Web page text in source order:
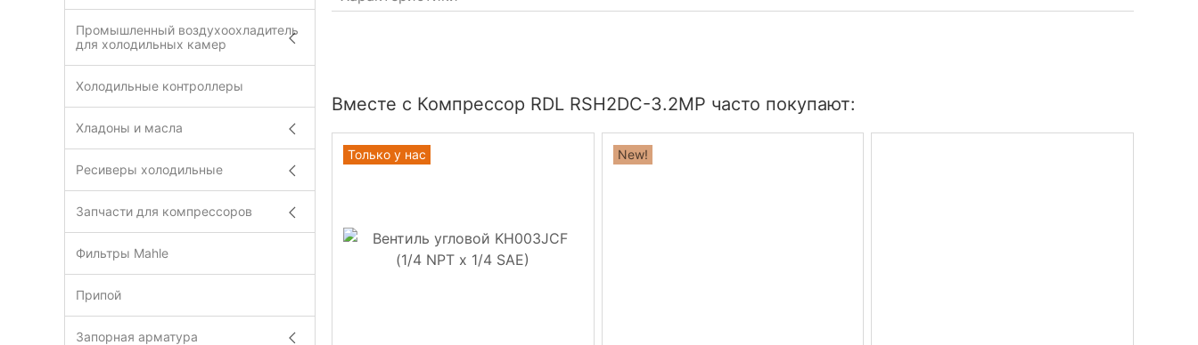
Вместе с Компрессор RDL RSH2DC-3.2MP часто покупают:
Только у нас New!
Промышленный воздухоохладитель
для холодильных камер
Холодильные контроллеры
Хладоны и масла
Ресиверы холодильные
Запчасти для компрессоров
Фильтры Mahle
Припой
Запорная арматура